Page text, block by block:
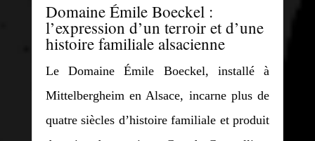
Domaine Émile Boeckel :
l’expression d’un terroir et d’une
histoire familiale alsacienne
Le Domaine Émile Boeckel, installé à
Mittelbergheim en Alsace, incarne plus de
quatre siècles d’histoire familiale et produit